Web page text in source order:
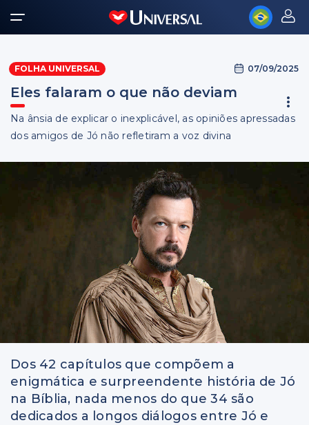
FOLHA UNIVERSAL 07/09/2025
Eles falaram o que não deviam
Na ânsia de explicar o inexplicável, as opiniões apressadas
dos amigos de Jó não refletiram a voz divina
Dos 42 capítulos que compõem a
enigmática e surpreendente história de Jó
na Bíblia, nada menos do que 34 são
dedicados a longos diálogos entre Jó e